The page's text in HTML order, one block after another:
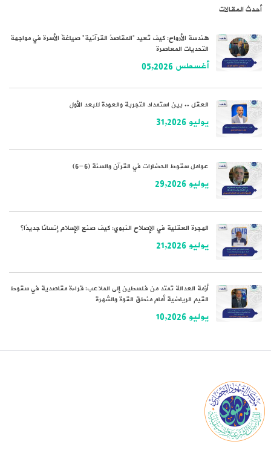
أحدث المقالات
هندسة الأرواح: كيف تُعيد “المقاصدُ القرآنية” صياغةَ الأسرة في مواجهة
التحديات المعاصرة
أغسطس 05,2026
العقل .. بين استمداد التجربة والعودة للبعد الأول
يوليو 31,2026
عوامل سقوط الحضارات في القرآن والسنة (6-6)
يوليو 29,2026
الهجرة العقلية في الإصلاح النبوي: كيف صنع الإسلام إنسانًا جديدًا؟
يوليو 21,2026
أزمة العدالة تمتد من فلسطين إلى الملاعب: قراءة مقاصدية في سقوط
القيم الرياضية أمام منطق القوة والشهرة
يوليو 10,2026